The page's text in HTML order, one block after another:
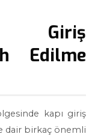
Giriş
Edilme
kapı giriş
dair birkaç önemli